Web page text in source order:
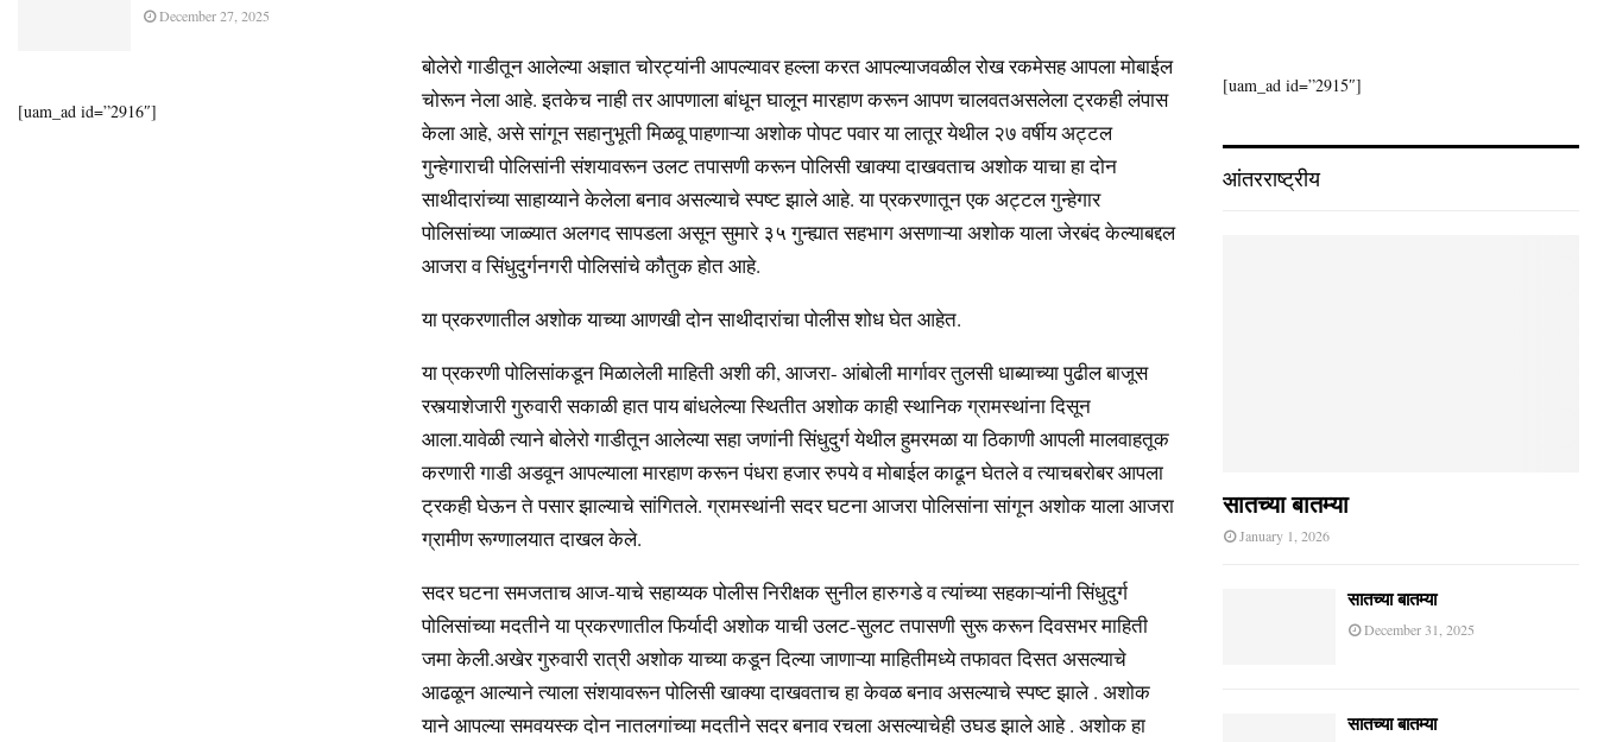
बोलेरो गाडीतून आलेल्या अज्ञात चोरट्यांनी आपल्यावर हल्ला करत आपल्याजवळील रोख रकमेसह आपला मोबाईल
चोरून नेला आहे. इतकेच नाही तर आपणाला बांधून घालून मारहाण करून आपण चालवतअसलेला ट्रकही लंपास
केला आहे, असे सांगून सहानुभूती मिळवू पाहणाऱ्या अशोक पोपट पवार या लातूर येथील २७ वर्षीय अट्टल
गुन्हेगाराची पोलिसांनी संशयावरून उलट तपासणी करून पोलिसी खाक्या दाखवताच अशोक याचा हा दोन
साथीदारांच्या साहाय्याने केलेला बनाव असल्याचे स्पष्ट झाले आहे. या प्रकरणातून एक अट्टल गुन्हेगार
पोलिसांच्या जाळ्यात अलगद सापडला असून सुमारे ३५ गुन्ह्यात सहभाग असणाऱ्या अशोक याला जेरबंद केल्याबद्दल
आजरा व सिंधुदुर्गनगरी पोलिसांचे कौतुक होत आहे.
या प्रकरणातील अशोक याच्या आणखी दोन साथीदारांचा पोलीस शोध घेत आहेत.
या प्रकरणी पोलिसांकडून मिळालेली माहिती अशी की, आजरा- आंबोली मार्गावर तुलसी धाब्याच्या पुढील बाजूस
रस्त्याशेजारी गुरुवारी सकाळी हात पाय बांधलेल्या स्थितीत अशोक काही स्थानिक ग्रामस्थांना दिसून
आला.यावेळी त्याने बोलेरो गाडीतून आलेल्या सहा जणांनी सिंधुदुर्ग येथील हुमरमळा या ठिकाणी आपली मालवाहतूक
करणारी गाडी अडवून आपल्याला मारहाण करून पंधरा हजार रुपये व मोबाईल काढून घेतले व त्याचबरोबर आपला
ट्रकही घेऊन ते पसार झाल्याचे सांगितले. ग्रामस्थांनी सदर घटना आजरा पोलिसांना सांगून अशोक याला आजरा
ग्रामीण रूग्णालयात दाखल केले.
सदर घटना समजताच आज-याचे सहाय्यक पोलीस निरीक्षक सुनील हारुगडे व त्यांच्या सहकाऱ्यांनी सिंधुदुर्ग
पोलिसांच्या मदतीने या प्रकरणातील फिर्यादी अशोक याची उलट-सुलट तपासणी सुरू करून दिवसभर माहिती
जमा केली.अखेर गुरुवारी रात्री अशोक याच्या कडून दिल्या जाणाऱ्या माहितीमध्ये तफावत दिसत असल्याचे
आढळून आल्याने त्याला संशयावरून पोलिसी खाक्या दाखवताच हा केवळ बनाव असल्याचे स्पष्ट झाले . अशोक
याने आपल्या समवयस्क दोन नातलगांच्या मदतीने सदर बनाव रचला असल्याचेही उघड झाले आहे . अशोक हा
December 27, 2025
[uam_ad id=”2916″]
[uam_ad id=”2915″]
आंतरराष्ट्रीय
सातच्या बातम्या
January 1, 2026
सातच्या बातम्या
December 31, 2025
सातच्या बातम्या